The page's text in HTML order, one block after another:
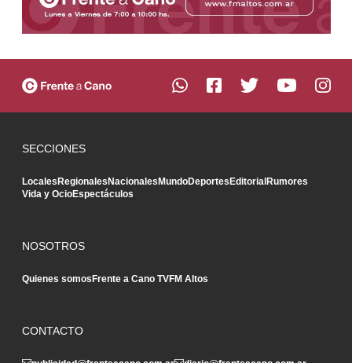
SECCIONES
LocalesRegionalesNacionalesMundoDeportesEditorialRumores
Vida y OcioEspectáculos
NOSOTROS
Quienes somosFrente a Cano TVFM Altos
CONTACTO